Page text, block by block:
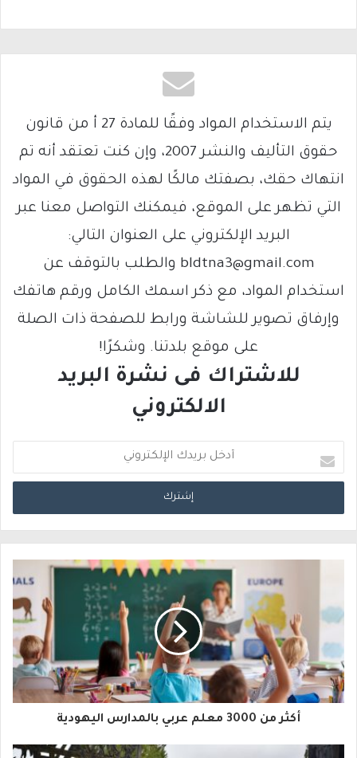
يتم الاستخدام المواد وفقًا للمادة 27 أ من قانون
حقوق التأليف والنشر 2007، وإن كنت تعتقد أنه تم
انتهاك حقك، بصفتك مالكًا لهذه الحقوق في المواد
التي تظهر على الموقع، فيمكنك التواصل معنا عبر
البريد الإلكتروني على العنوان التالي:
bldtna3@gmail.com والطلب بالتوقف عن
استخدام المواد، مع ذكر اسمك الكامل ورقم هاتفك
وإرفاق تصوير للشاشة ورابط للصفحة ذات الصلة
على موقع بلدتنا. وشكرًا!
للاشتراك فى نشرة البريد
الالكتروني
د
خ
ي
د
ك
ا
أكثر من 3000 معلم عربي بالمدارس اليهودية